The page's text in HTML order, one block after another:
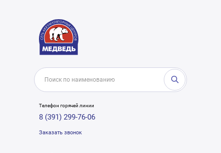
Телефон горячей линии
8 (391) 299-76-06
Заказать звонок